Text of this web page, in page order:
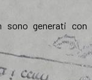
generati con